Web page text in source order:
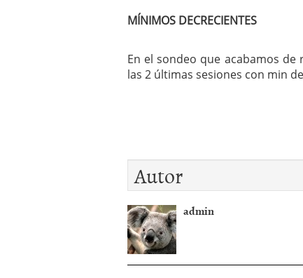
MÍNIMOS DECRECIENTES
En el sondeo que acabamos de
las 2 últimas sesiones con min
Autor
admin